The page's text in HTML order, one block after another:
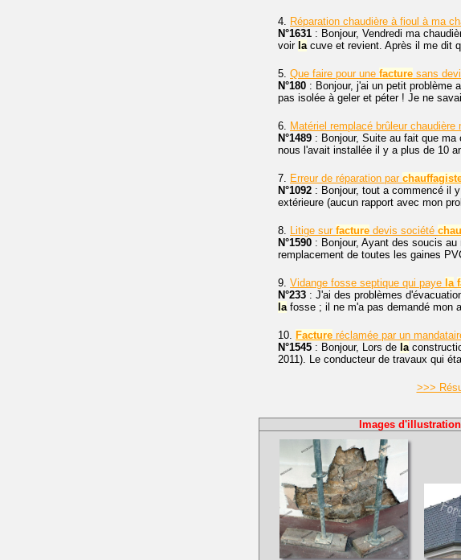
4. Réparation chaudière à fioul à ma
N°1631 : Bonjour, Vendredi ma
voir lacuve et revient. Après il me dit
5. Que faire pour une facture sans
N°180 : Bonjour, j'ai un petit problème
pas isolée à geler et péter ! Je ne
6. Matériel remplacé brûleur
N°1489 : Bonjour, Suite au fait que
nous l'avait installée il y a plus de 10
7. Erreur de réparation par
N°1092 : Bonjour, tout a commencé il
extérieure (aucun rapport avec mon
8. Litige sur facture devis société
N°1590 : Bonjour, Ayant des soucis
remplacement de toutes les gaines
9. Vidange fosse septique qui paye la
N°233 : J'ai des problèmes
lafosse ; il ne m'a pas demandé mon
10. Facture réclamée par un
N°1545 : Bonjour, Lors de la
2011). Le conducteur de travaux qui
>>>
Images